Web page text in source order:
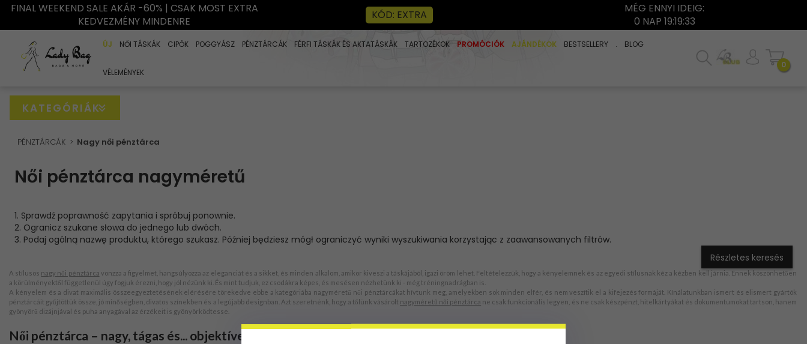
FINAL WEEKEND SALE AKÁR -60% | CSAK MOST EXTRA
KEDVEZMÉNY MINDENRE
KÓD: EXTRA
MÉG ENNYI IDEIG:
0 NAP 19:19:33
ÚJ NŐI TÁSKÁK CIPŐK POGGYÁSZ PÉNZTÁRCÁK FÉRFI TÁSKÁK ÉS AKTATÁSKÁK TARTOZÉKOK PROMÓCIÓK AJÁNDÉKOK BESTSELLERY . BLOG
VÉLEMÉNYEK
0
KATEGÓRIÁK
PÉNZTÁRCÁK Nagy női pénztárca
Női pénztárca nagyméretű
1. Sprawdź poprawność zapytania i spróbuj ponownie.
2. Ogranicz szukane słowa do jednego lub dwóch.
3. Podaj ogólną nazwę produktu, którego szukasz. Później będziesz mógł ograniczyć wyniki wyszukiwania korzystając z zaawansowanych filtrów.
Részletes keresés
A stílusos nagy női pénztárca vonzza a figyelmet, hangsúlyozza az eleganciát és a sikket, és minden alkalom, amikor kiveszi a táskájából, igazi öröm lehet. Feltételezzük, hogy a kényelemnek és az egyedi stílusnak kéz a kézben kell járnia. Ennek köszönhetően
a körülményektől függetlenül úgy fogjuk érezni, hogy jól nézünk ki. És mint tudjuk, ez csodákra képes, és mesésen nézhetünk ki - még tréningnadrágban is.
A kényelem és a divat maximális összeegyeztetésének elérésére törekedve ebbe a kategóriába nagyméretű női pénztárcákat hívtunk meg, amelyekben sok minden elfér, és nem veszítik el a kifejezés formáját. Kínálatunkban ismert és elismert gyártók
pénztárcáit gyűjtöttük össze, jó minőségben, divatos színekben és a legújabb designban. Azt szeretnénk, hogy a tőlünk vásárolt nagyméretű női pénztárca ne csak funkcionális legyen, és ne csak készpénzt, hitelkártyákat és dokumentumokat tartson, hanem
gyönyörű dizájnjával és puha anyagával az érzékeit is gyönyörködtesse.
Női pénztárca – nagy, tágas és... objektíven szép!